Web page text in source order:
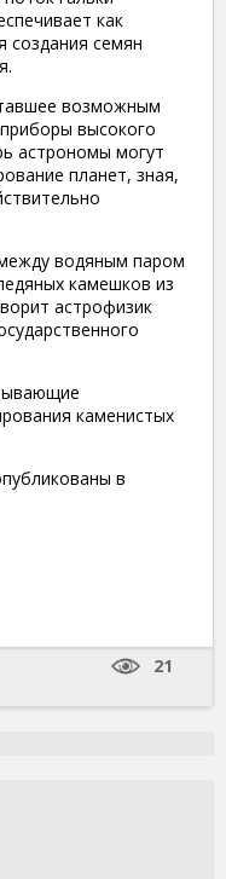
как
создания семян
возможным
высокого
астрономы могут
планет, зная,
водяным паром
камешков из
астрофизик
каменистых
в
21